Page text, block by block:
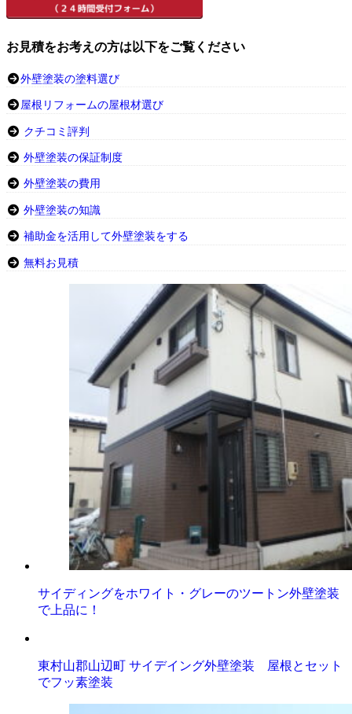
お見積をお考えの方は以下をご覧ください
外壁塗装の塗料選び
屋根リフォームの屋根材選び
クチコミ評判
外壁塗装の保証制度
外壁塗装の費用
外壁塗装の知識
補助金を活用して外壁塗装をする
無料お見積
サイディングをホワイト・グレーのツートン外壁塗装
で上品に！
東村山郡山辺町 サイデイング外壁塗装 屋根とセット
でフッ素塗装